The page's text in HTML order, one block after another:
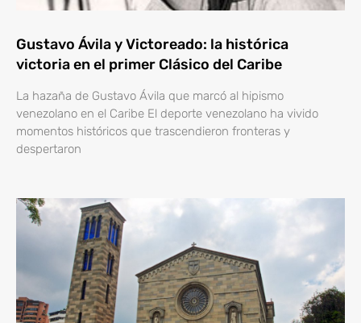
Gustavo Ávila y Victoreado: la histórica
victoria en el primer Clásico del Caribe
La hazaña de Gustavo Ávila que marcó al hipismo
venezolano en el Caribe El deporte venezolano ha vivido
momentos históricos que trascendieron fronteras y
despertaron